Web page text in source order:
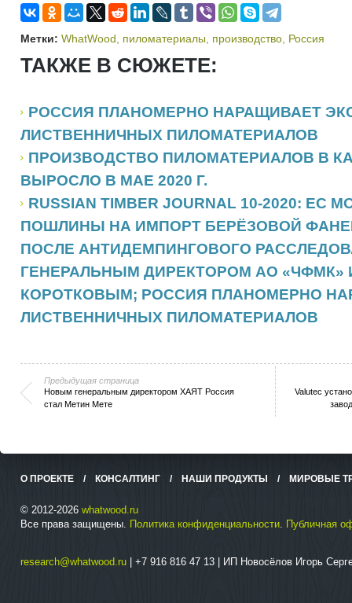
Метки: WhatWood пиломатериалы производство Россия
ТАКЖЕ В СЮЖЕТЕ:
РОССИЯ ПЛАНОМЕРНО НАРАЩИВАЕТ
ЛИСТВЕННИЧНЫХ ПИЛОМАТЕРИАЛОВ
ПРОИЗВОДСТВО ПИЛОМАТЕРИАЛОВ В
ВЫРОСЛО В МАЕ 2020 Г.
RUSSIAN TIMBER JOURNAL 10-2020: ЕС
ПОШЛИНЫ НА ИМПОРТ БЕРЁЗОВОЙ
ПОСЛЕ АНТИДЕМПИНГОВОГО
ГЕНЕРАЛЬНЫМ ДИРЕКТОРОМ АО «ЧФМК»
КОРОТКОВЫМ; РОССИЯ ПЛАНОМЕРНО
ЛИСТВЕННИЧНЫХ ПИЛОМАТЕРИАЛОВ
Предыдущая страница
Новым генеральным директором ХАЯТ Россия
стал Метин Мете
Valutec
О ПРОЕКТЕ / КОНСАЛТИНГ / НАШИ ПРОДУКТЫ / МИРОВЫЕ
© 2012-2026 whatwood.ru
Все права защищены. Политика конфиденциальности. Публичная
research@whatwood.ru | +7 916 816 47 13 | ИП Новосёлов Игорь